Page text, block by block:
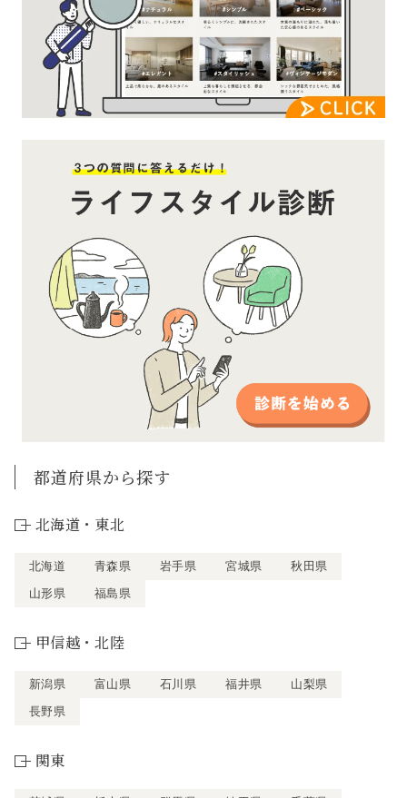
都道府県から探す
北海道・東北
北海道 青森県 岩手県 宮城県
秋田県
山形県
福島県
甲信越・北陸
新潟県 富山県 石川県 福井県
山梨県
長野県
関東